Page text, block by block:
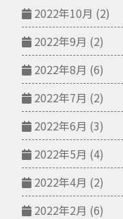
2022年10月 (2)
2022年9月 (2)
2022年8月 (6)
2022年7月 (2)
2022年6月 (3)
2022年5月 (4)
2022年4月 (2)
2022年2月 (6)